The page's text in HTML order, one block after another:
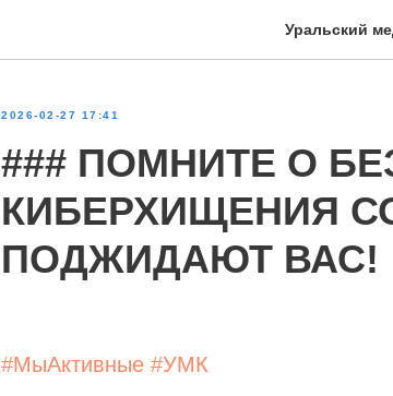
Уральский
2026-02-27 17:41
### ПОМНИТЕ О
КИБЕРХИЩЕНИЯ
ПОДЖИДАЮТ ВАС!
#МыАктивные #УМК